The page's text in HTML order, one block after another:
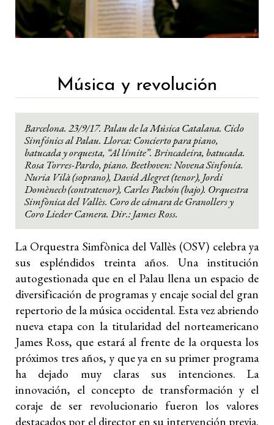
Música y revolución
Barcelona. 23/9/17. Palau de la Música Catalana. Ciclo
Simfónics al Palau. Llorca: Concierto para piano,
batucada y orquesta, “Al límite”. Brincadeira, batucada.
Rosa Torres-Pardo, piano. Beethoven: Novena Sinfonía.
Nuria Vilà (soprano), David Alegret (tenor), Jordi
Domènech (contratenor), Carles Pachón (bajo). Orquestra
Simfònica del Vallès. Coro de cámara de Granollers y
Coro Lieder Camera. Dir.: James Ross.
La Orquestra Simfònica del Vallès (OSV) celebra ya
sus espléndidos treinta años. Una institución
autogestionada que en el Palau llena un espacio de
diversificación de programas y encaje social del gran
repertorio de la música occidental. Esta vez abriendo
nueva etapa con la titularidad del norteamericano
James Ross, que estará al frente de la orquesta los
próximos tres años, y que ya en su primer programa
ha dejado muy claras sus intenciones. La
innovación, el concepto de transformación y el
coraje de ser revolucionario fueron los valores
destacados por el director en su intervención previa.